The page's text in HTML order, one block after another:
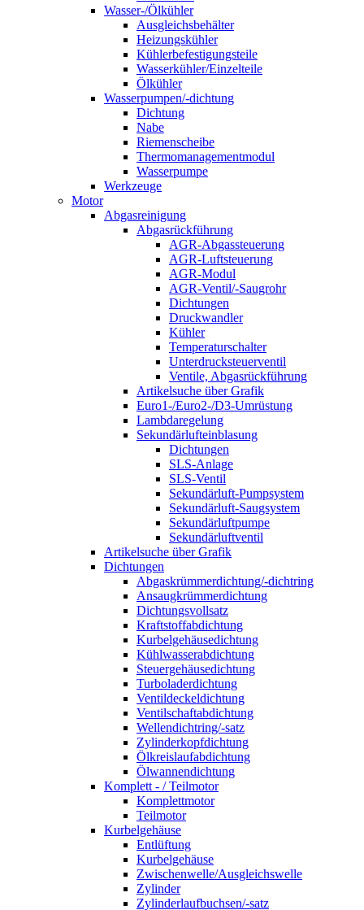
Wasser-/Ölkühler
Ausgleichsbehälter
Heizungskühler
Kühlerbefestigungsteile
Wasserkühler/Einzelteile
Ölkühler
Wasserpumpen/-dichtung
Dichtung
Nabe
Riemenscheibe
Thermomanagementmodul
Wasserpumpe
Werkzeuge
Motor
Abgasreinigung
Abgasrückführung
AGR-Abgassteuerung
AGR-Luftsteuerung
AGR-Modul
AGR-Ventil/-Saugrohr
Dichtungen
Druckwandler
Kühler
Temperaturschalter
Unterdrucksteuerventil
Ventile, Abgasrückführung
Artikelsuche über Grafik
Euro1-/Euro2-/D3-Umrüstung
Lambdaregelung
Sekundärlufteinblasung
Dichtungen
SLS-Anlage
SLS-Ventil
Sekundärluft-Pumpsystem
Sekundärluft-Saugsystem
Sekundärluftpumpe
Sekundärluftventil
Artikelsuche über Grafik
Dichtungen
Abgaskrümmerdichtung/-dichtring
Ansaugkrümmerdichtung
Dichtungsvollsatz
Kraftstoffabdichtung
Kurbelgehäusedichtung
Kühlwasserabdichtung
Steuergehäusedichtung
Turboladerdichtung
Ventildeckeldichtung
Ventilschaftabdichtung
Wellendichtring/-satz
Zylinderkopfdichtung
Ölkreislaufabdichtung
Ölwannendichtung
Komplett - / Teilmotor
Komplettmotor
Teilmotor
Kurbelgehäuse
Entlüftung
Kurbelgehäuse
Zwischenwelle/Ausgleichswelle
Zylinder
Zylinderlaufbuchsen/-satz